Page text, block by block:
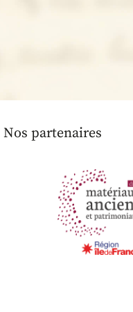
Nos partenaires